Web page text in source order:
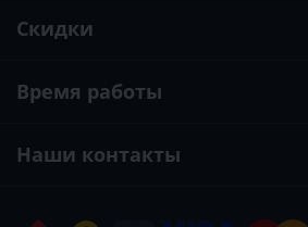
Скидки
Время работы
Наши контакты